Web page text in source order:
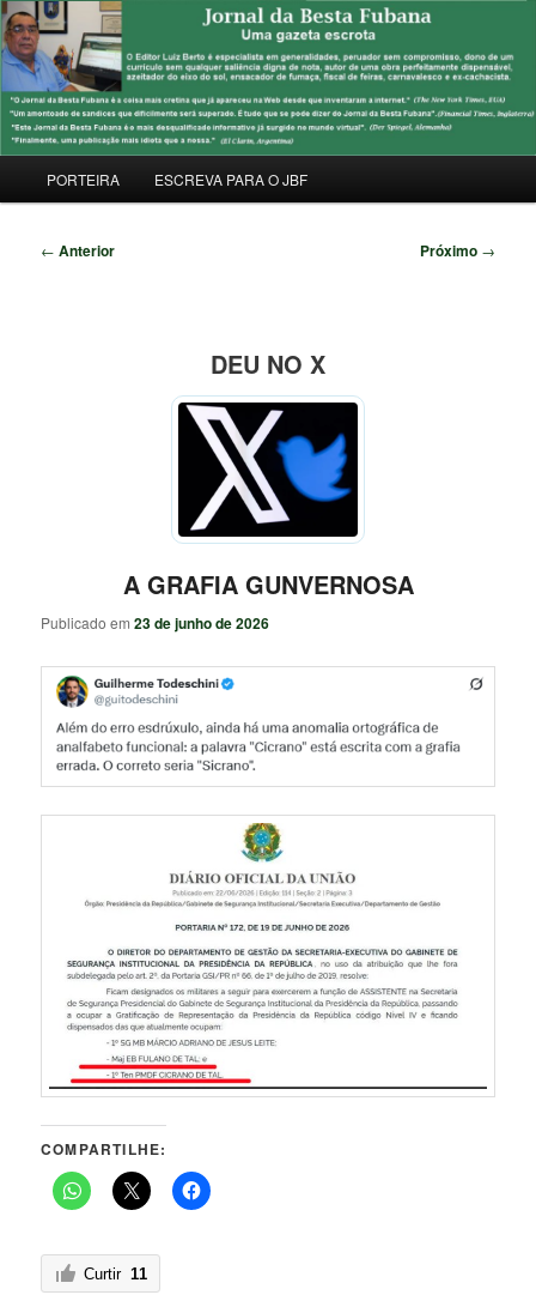
Pular
para
o
conteúdo
principalJORNAL DA BESTA FUBANA
Uma Gazeta Escrota
principal
PORTEIRA ESCREVA PARA O JBF
Navegação
← Anterior Próximo →
DEU NO X
A GRAFIA GUNVERNOSA
Publicado em23 de junho de 2026
COMPARTILHE:
Curtir 11